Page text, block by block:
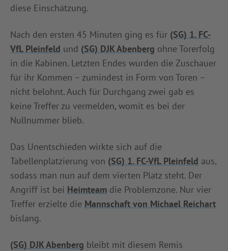
diese Einschätzung.
Nach den ersten 45 Minuten ging es für (SG) 1. FC-
VfL Pleinfeld und (SG) DJK Abenberg ohne Torerfolg
in die Kabinen. Letzten Endes wurden die Zuschauer
für ihr Kommen – zumindest in Form von Toren –
nicht belohnt. Auch für Durchgang zwei gab es
keine Treffer zu vermelden, womit es bei der
Nullnummer blieb.
Das Unentschieden wirkte sich auf die
Tabellenplatzierung von (SG) 1. FC-VfL Pleinfeld aus,
sodass man nun auf dem vierten Platz steht. Der
Angriff ist bei Heimteam die Problemzone. Nur vier
Treffer erzielte die Mannschaft von Michael Reichart
bislang.
(SG) DJK Abenberg bleibt mit diesem Remis